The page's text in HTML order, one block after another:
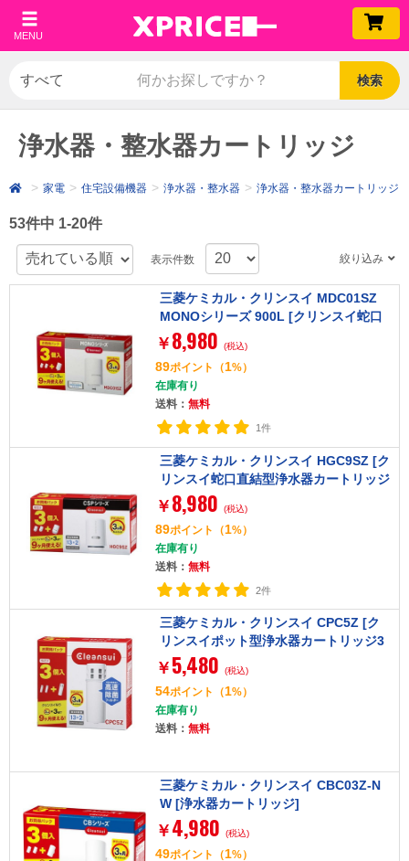
MENU
検索
浄水器・整水器カートリッジ
家電 住宅設備機器 浄水器・整水器 浄水器・整水器カートリッジ
53件中 1-20件
表示件数 絞り込み
三菱ケミカル・クリンスイ MDC01SZ
MONOシリーズ 900L [クリンスイ蛇口
直結型浄水器カートリッジ3個セット]
￥ 8,980 (税込)
89ポイント （1%）
在庫有り
送料： 無料
1件
三菱ケミカル・クリンスイ HGC9SZ [ク
リンスイ蛇口直結型浄水器カートリッジ
3個セット]
￥ 8,980 (税込)
89ポイント （1%）
在庫有り
送料： 無料
2件
三菱ケミカル・クリンスイ CPC5Z [ク
リンスイポット型浄水器カートリッジ3
個セット]
￥ 5,480 (税込)
54ポイント （1%）
在庫有り
送料： 無料
三菱ケミカル・クリンスイ CBC03Z-N
W [浄水器カートリッジ]
￥ 4,980 (税込)
49ポイント （1%）